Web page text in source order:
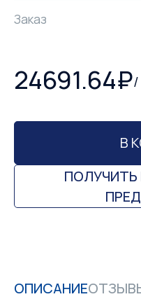
Заказ
24691.64₽/
В
ОПИСАНИЕ